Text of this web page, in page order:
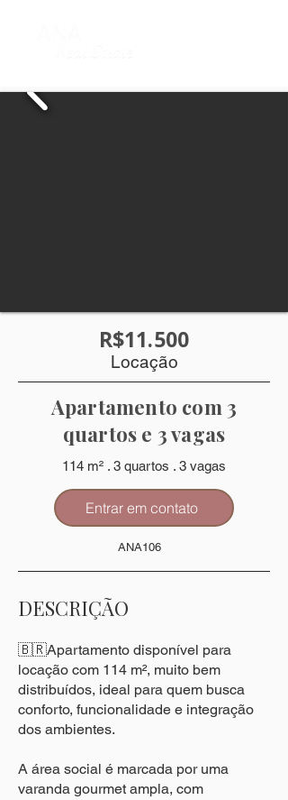
R$11.500
Locação
Apartamento com 3
quartos e 3 vagas
114 m² . 3 quartos . 3 vagas
Entrar em contato
ANA106
DESCRIÇÃO
🇧🇷Apartamento disponível para
locação com 114 m², muito bem
distribuídos, ideal para quem busca
conforto, funcionalidade e integração
dos ambientes.
A área social é marcada por uma
varanda gourmet ampla, com